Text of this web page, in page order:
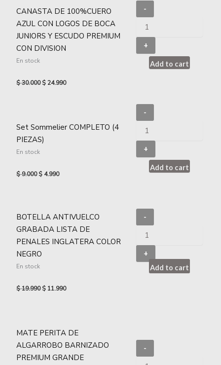
CANASTA DE 100%CUERO
AZUL CON LOGOS DE BOCA
JUNIORS Y ESCUDO PREMIUM
CON DIVISION
En stock
$30.000 $24.990
-
+
Add to cart
Set Sommelier COMPLETO (4
PIEZAS)
En stock
$9.000 $ 4.990
-
+
Add to cart
BOTELLA ANTIVUELCO
GRABADA LISTA DE
PENALES INGLATERA COLOR
NEGRO
En stock
$19.990 $ 11.990
-
+
Add to cart
MATE PERITA DE
ALGARROBO BARNIZADO
PREMIUM GRANDE
-